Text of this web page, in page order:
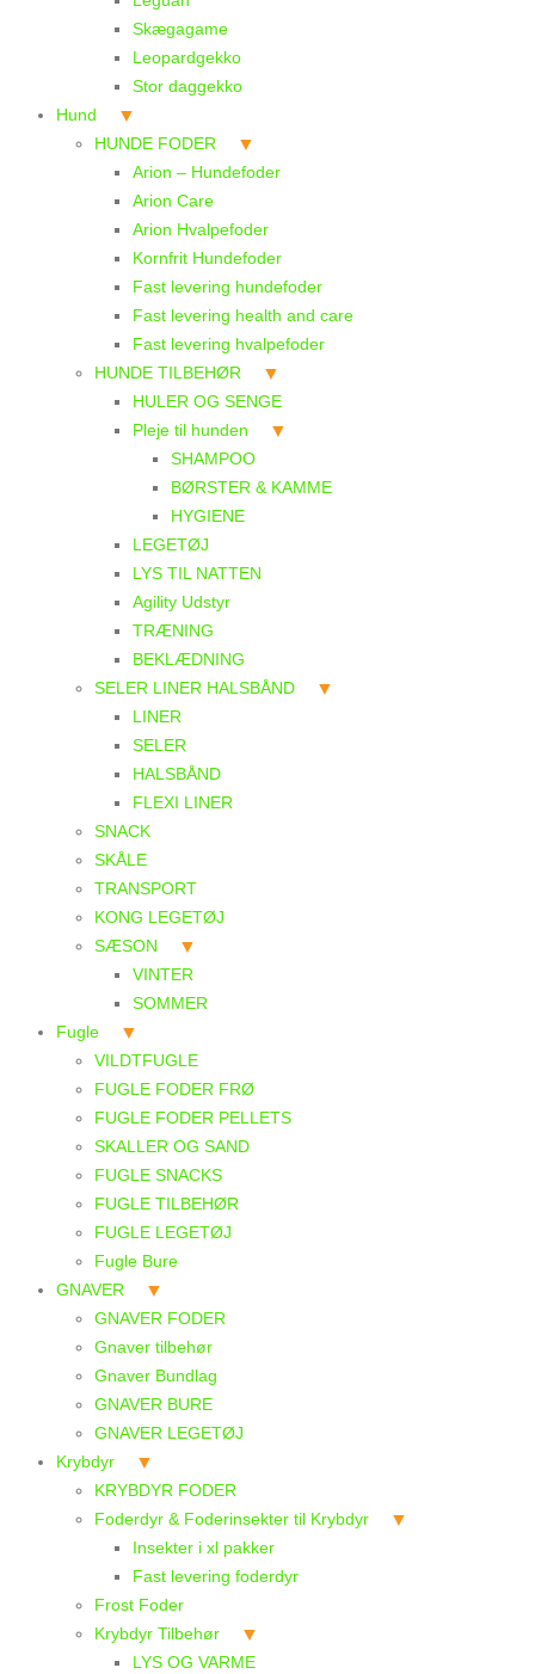
Skægagame
Leopardgekko
Stor daggekko
Hund
HUNDE FODER
Arion – Hundefoder
Arion Care
Arion Hvalpefoder
Kornfrit Hundefoder
Fast levering hundefoder
Fast levering health and care
Fast levering hvalpefoder
HUNDE TILBEHØR
HULER OG SENGE
Pleje til hunden
SHAMPOO
BØRSTER & KAMME
HYGIENE
LEGETØJ
LYS TIL NATTEN
Agility Udstyr
TRÆNING
BEKLÆDNING
SELER LINER HALSBÅND
LINER
SELER
HALSBÅND
FLEXI LINER
SNACK
SKÅLE
TRANSPORT
KONG LEGETØJ
SÆSON
VINTER
SOMMER
Fugle
VILDTFUGLE
FUGLE FODER FRØ
FUGLE FODER PELLETS
SKALLER OG SAND
FUGLE SNACKS
FUGLE TILBEHØR
FUGLE LEGETØJ
Fugle Bure
GNAVER
GNAVER FODER
Gnaver tilbehør
Gnaver Bundlag
GNAVER BURE
GNAVER LEGETØJ
Krybdyr
KRYBDYR FODER
Foderdyr & Foderinsekter til Krybdyr
Insekter i xl pakker
Fast levering foderdyr
Frost Foder
Krybdyr Tilbehør
LYS OG VARME